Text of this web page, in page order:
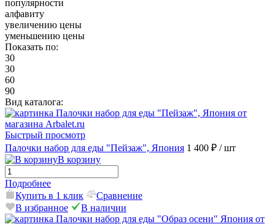
популярности
алфавиту
увеличению цены
уменьшению цены
Показать по:
30
30
60
90
Вид каталога:
Быстрый просмотр
Палочки набор для еды "Пейзаж", Япония 1 400 ₽ / шт
В корзину
Подробнее
Купить в 1 клик
Сравнение
В избранное
В наличии